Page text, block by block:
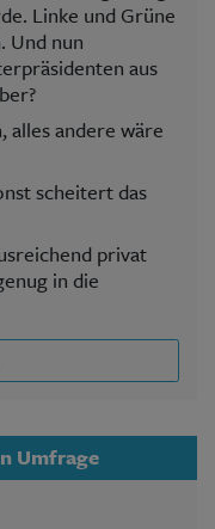
Linke und Grüne
Und nun
aus
alles andere wäre
scheitert das
privat
in die
Umfrage